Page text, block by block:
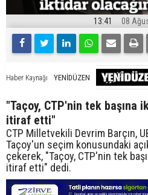
13:41 08
Haber Kaynağı YENİDÜZEN
"Taçoy, CTP'nin tek başına
itiraf etti"
CTP Milletvekili Devrim Barçın,
Taçoy'un seçim konusundaki
çekerek, "Taçoy, CTP'nin tek
itiraf etti" dedi.